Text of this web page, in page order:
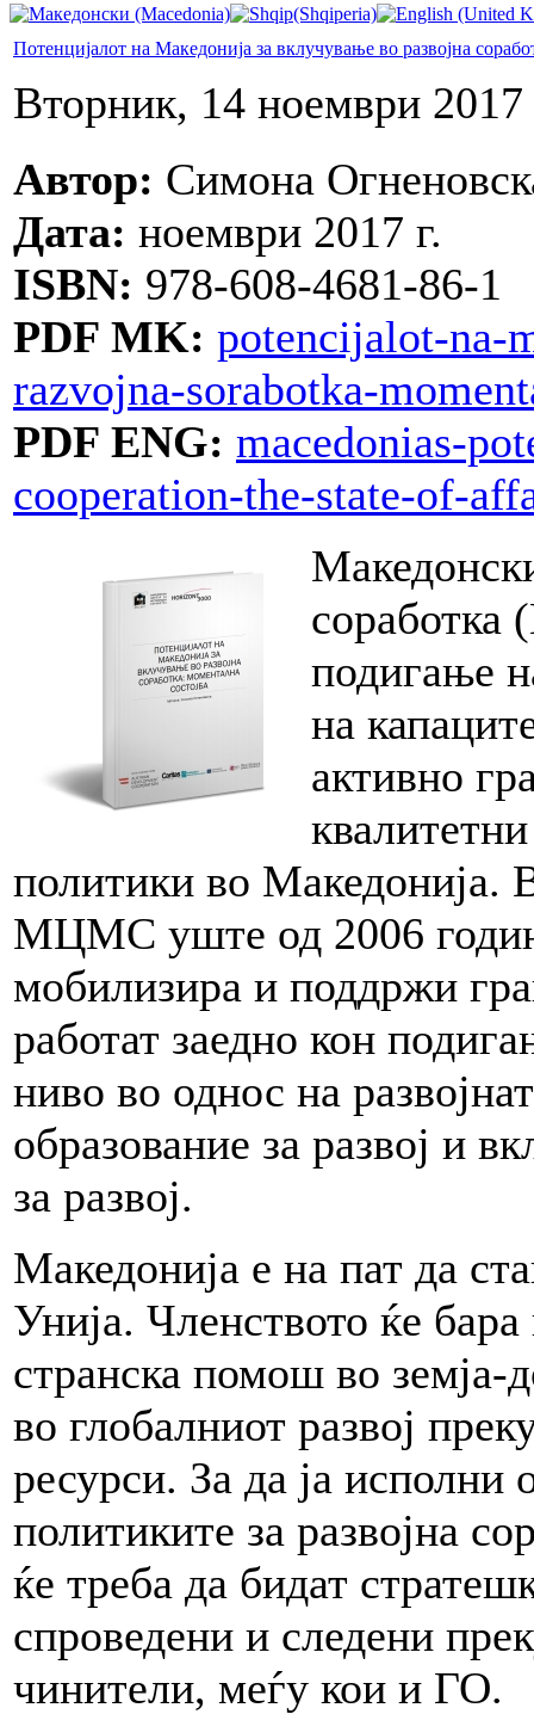
Потенцијалот на Македонија за вклучување во развојна
Вторник, 14 ноември
Автор: Симона
Дата: ноември 2017 г.
ISBN: 978-608-4681-86-1
PDF MK: potencijalot-na-
razvojna-sorabotka-
PDF ENG: macedonias-
cooperation-the-state-of-
подигање
на
активно
политики во
МЦМС уште од 2006
мобилизира и поддржи
работат заедно кон
ниво во однос на
образование за развој и
за развој.
Македонија е на пат да
Унија. Членството ќе
странска помош во земја-
во глобалниот развој
ресурси. За да ја исполни
политиките за развојна
ќе треба да бидат
спроведени и следени
чинители, меѓу кои и ГО.